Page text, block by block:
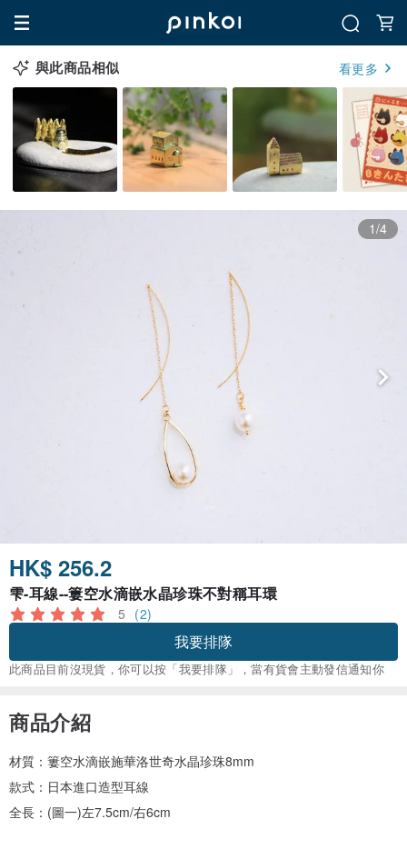
與此商品相似 看更多
1/4
HK$ 256.2
雫-耳線--簍空水滴嵌水晶珍珠不對稱耳環
5 (2)
我要排隊
此商品目前沒現貨，你可以按「我要排隊」，當有貨會主動發信通知你
商品介紹
材質：簍空水滴嵌施華洛世奇水晶珍珠8mm
款式：日本進口造型耳線
全長：(圖一)左7.5cm/右6cm